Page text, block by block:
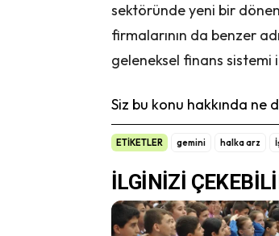
sektöründe yeni bir
firmalarının da benzer
geleneksel finans sistemi
Siz bu konu hakkında ne
ETİKETLER gemini halka arz